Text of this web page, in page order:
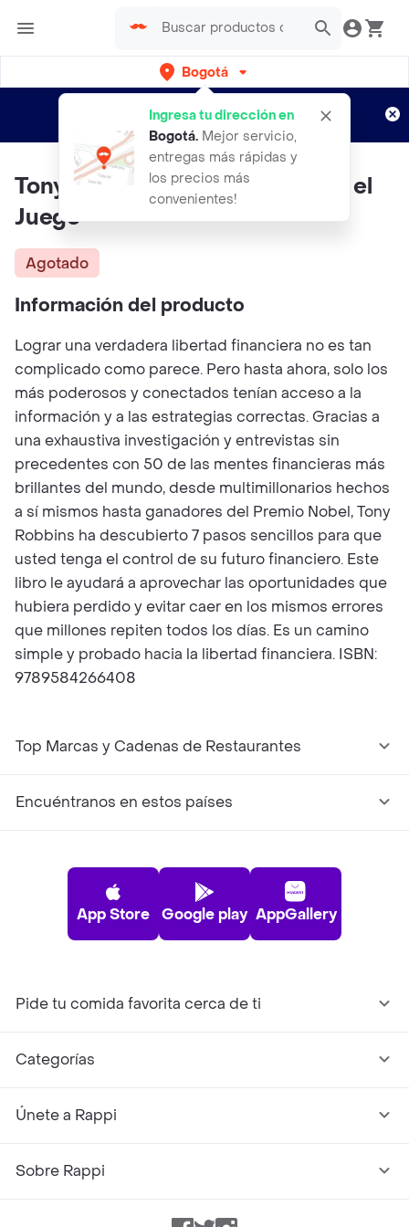
Bogotá
Ingresa tu dirección en
Bogotá. Mejor servicio,
entregas más rápidas y
los precios más
convenientes!
envíos gratis por semanas
Aplican TyC
Tony Robbins - Dinero: Domina el
Juego
Agotado
Información del producto
Lograr una verdadera libertad financiera no es tan
complicado como parece. Pero hasta ahora, solo los
más poderosos y conectados tenían acceso a la
información y a las estrategias correctas. Gracias a
una exhaustiva investigación y entrevistas sin
precedentes con 50 de las mentes financieras más
brillantes del mundo, desde multimillonarios hechos
a sí mismos hasta ganadores del Premio Nobel, Tony
Robbins ha descubierto 7 pasos sencillos para que
usted tenga el control de su futuro financiero. Este
libro le ayudará a aprovechar las oportunidades que
hubiera perdido y evitar caer en los mismos errores
que millones repiten todos los días. Es un camino
simple y probado hacia la libertad financiera. ISBN:
9789584266408
Top Marcas y Cadenas de Restaurantes
Encuéntranos en estos países
App Store Google play AppGallery
Pide tu comida favorita cerca de ti
Categorías
Únete a Rappi
Sobre Rappi